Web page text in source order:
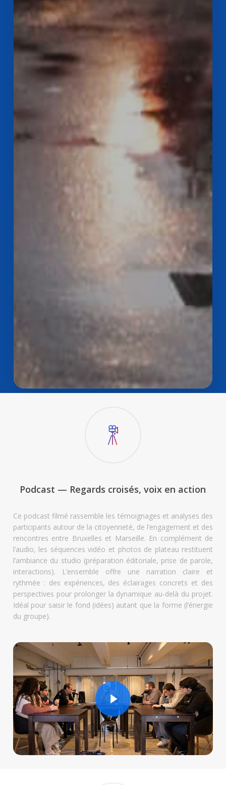
Podcast — Regards croisés, voix en action
Ce podcast filmé rassemble les témoignages et analyses des
participants autour de la citoyenneté, de l’engagement et des
rencontres entre Bruxelles et Marseille. En complément de
l’audio, les séquences vidéo et photos de plateau restituent
l’ambiance du studio (préparation éditoriale, prise de parole,
interactions). L’ensemble offre une narration claire et
rythmée : des expériences, des éclairages concrets et des
perspectives pour prolonger la dynamique au-delà du projet.
Idéal pour saisir le fond (idées) autant que la forme (l’énergie
du groupe).
Play Video